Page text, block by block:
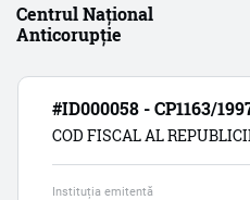
Centrul Național
Anticorupție
#ID000058 - CP1163/
COD FISCAL AL
Instituția emitentă